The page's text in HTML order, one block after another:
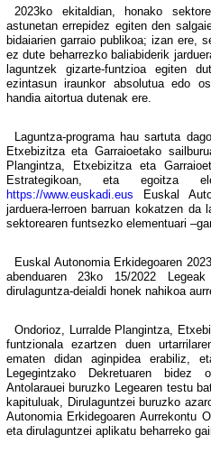
2023ko ekitaldian, honako
astunetan errepidez egiten den
bidaiarien garraio publikoa; izan ere,
ez dute beharrezko baliabiderik
laguntzek gizarte-funtzioa egiten
ezintasun iraunkor absolutua edo
handia aitortua dutenak ere.
Laguntza-programa hau sartuta
Etxebizitza eta Garraioetako
Plangintza, Etxebizitza eta
Estrategikoan, eta egoitza
https://www.euskadi.eus Euskal
jarduera-lerroen barruan kokatzen da
sektorearen funtsezko elementuari
Euskal Autonomia Erkidegoaren
abenduaren 23ko 15/2022
dirulaguntza-deialdi honek nahikoa
Ondorioz, Lurralde Plangintza,
funtzionala ezartzen duen
ematen didan aginpidea erabiliz,
Legegintzako Dekretuaren bidez
Antolarauei buruzko Legearen testu
kapituluak, Dirulaguntzei buruzko
Autonomia Erkidegoaren Aurrekontu
eta dirulaguntzei aplikatu beharreko